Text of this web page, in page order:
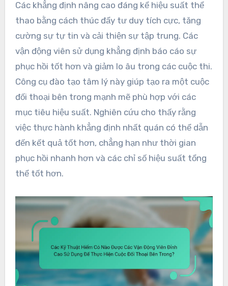
Các khẳng định nâng cao đáng kể hiệu suất thể
thao bằng cách thúc đẩy tư duy tích cực, tăng
cường sự tự tin và cải thiện sự tập trung. Các
vận động viên sử dụng khẳng định báo cáo sự
phục hồi tốt hơn và giảm lo âu trong các cuộc thi.
Công cụ đào tạo tâm lý này giúp tạo ra một cuộc
đối thoại bên trong mạnh mẽ phù hợp với các
mục tiêu hiệu suất. Nghiên cứu cho thấy rằng
việc thực hành khẳng định nhất quán có thể dẫn
đến kết quả tốt hơn, chẳng hạn như thời gian
phục hồi nhanh hơn và các chỉ số hiệu suất tổng
thể tốt hơn.